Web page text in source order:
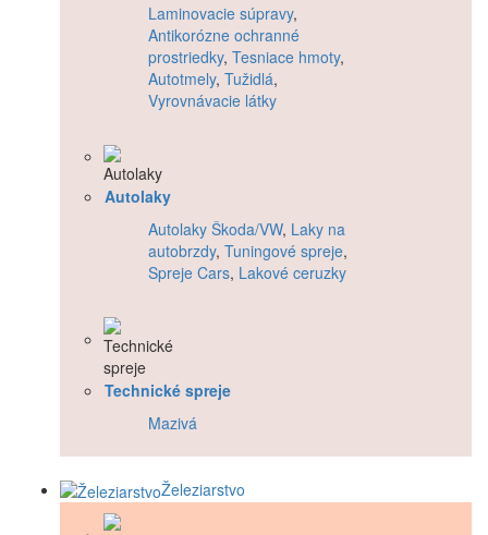
Laminovacie súpravy,
Antikorózne ochranné
prostriedky, Tesniace hmoty,
Autotmely, Tužidlá,
Vyrovnávacie látky
Autolaky
Autolaky Škoda/VW, Laky na
autobrzdy, Tuningové spreje,
Spreje Cars, Lakové ceruzky
Technické spreje
Mazivá
Železiarstvo